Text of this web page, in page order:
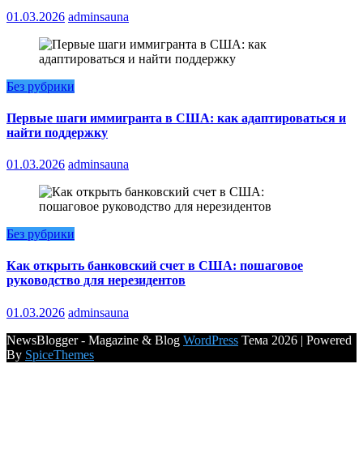
01.03.2026 adminsauna
Без рубрики
Первые шаги иммигранта в США: как адаптироваться и
найти поддержку
01.03.2026 adminsauna
Без рубрики
Как открыть банковский счет в США: пошаговое
руководство для нерезидентов
01.03.2026 adminsauna
NewsBlogger - Magazine & Blog WordPress Тема 2026 | Powered
By SpiceThemes